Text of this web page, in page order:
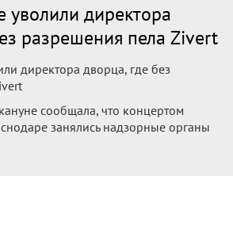
уволили директора
разрешения пела Zivert
директора дворца, где без
сообщала, что концертом
занялись надзорные органы